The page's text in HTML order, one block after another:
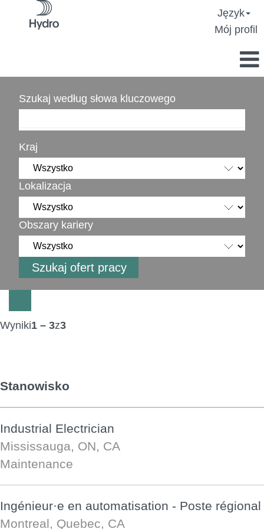
Język
Mój profil
Szukaj według słowa kluczowego
Kraj
Lokalizacja
Obszary kariery
Wyniki1 – 3z3
Stanowisko
Industrial Electrician
Mississauga, ON, CA
Maintenance
Ingénieur·e en automatisation - Poste régional
Montreal, Quebec, CA